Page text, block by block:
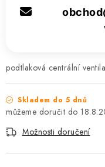
podtlaková centrální
Skladem do 5 dnů
Možnosti doručení